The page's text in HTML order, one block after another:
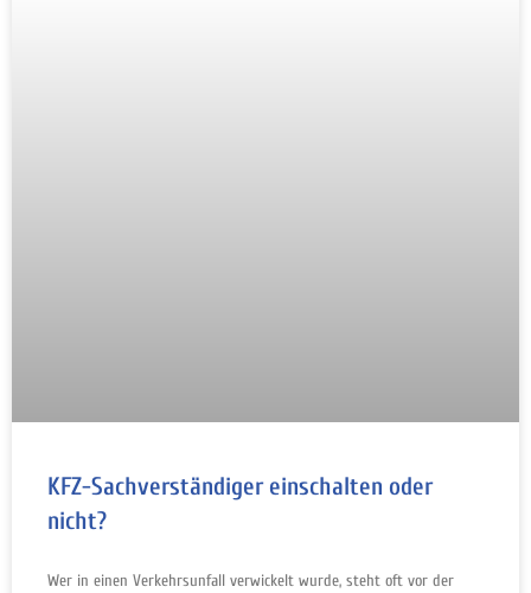
KFZ-Sachverständiger einschalten oder
nicht?
Wer in einen Verkehrsunfall verwickelt wurde, steht oft vor der